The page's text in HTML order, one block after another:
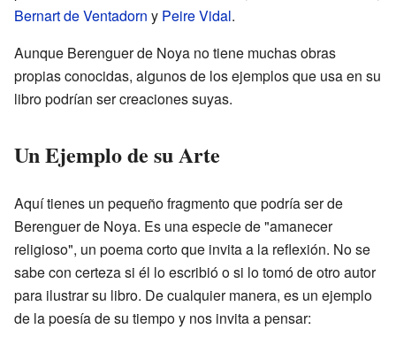
Bernart de Ventadorn y Peire Vidal.
Aunque Berenguer de Noya no tiene muchas obras
propias conocidas, algunos de los ejemplos que usa en su
libro podrían ser creaciones suyas.
Un Ejemplo de su Arte
Aquí tienes un pequeño fragmento que podría ser de
Berenguer de Noya. Es una especie de "amanecer
religioso", un poema corto que invita a la reflexión. No se
sabe con certeza si él lo escribió o si lo tomó de otro autor
para ilustrar su libro. De cualquier manera, es un ejemplo
de la poesía de su tiempo y nos invita a pensar: